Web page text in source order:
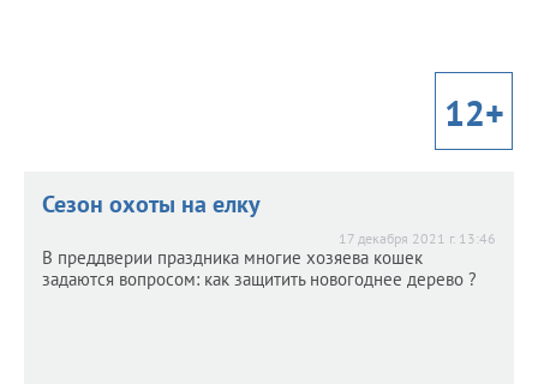
12+
Сезон охоты на елку
17 декабря 2021 г. 13:46
В преддверии праздника многие хозяева кошек
задаются вопросом: как защитить новогоднее дерево ?